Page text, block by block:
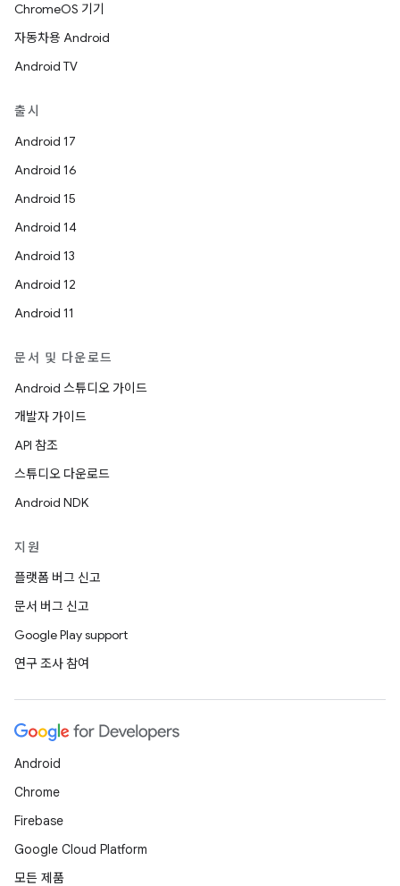
ChromeOS 기기
자동차용 Android
Android TV
출시
Android 17
Android 16
Android 15
Android 14
Android 13
Android 12
Android 11
문서 및 다운로드
Android 스튜디오 가이드
개발자 가이드
API 참조
스튜디오 다운로드
Android NDK
지원
플랫폼 버그 신고
문서 버그 신고
Google Play support
연구 조사 참여
Android
Chrome
Firebase
Google Cloud Platform
모든 제품